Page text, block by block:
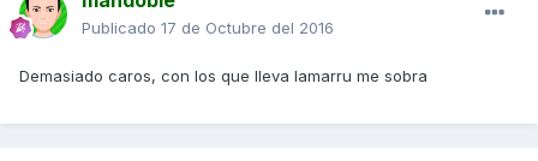
Publicado 17 de Octubre del 2016
Demasiado caros, con los que lleva lamarru me sobra